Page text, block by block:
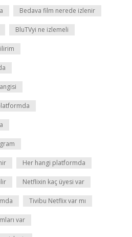
Bedava film nerede izlenir
BluTVyi ne izlemeli
Her hangi platformda
Netflixin kaç üyesi var
Tivibu Netflix var mı
var